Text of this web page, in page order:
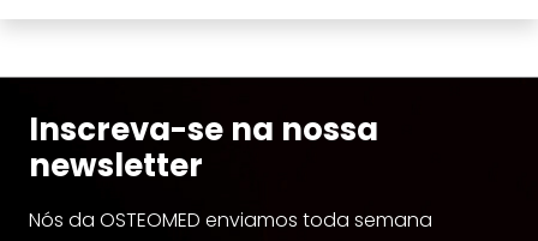
Inscreva-se na nossa
newsletter
Nós da OSTEOMED enviamos toda semana